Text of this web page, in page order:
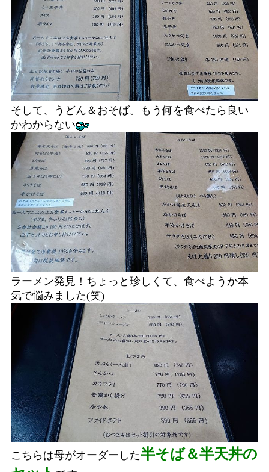
そして、うどん＆おそば。もう何を食べたら良い
かわからない
ラーメン発見！ちょっと珍しくて、食べようか本
気で悩みました(笑)
こちらは母がオーダーした半そば＆半天丼の